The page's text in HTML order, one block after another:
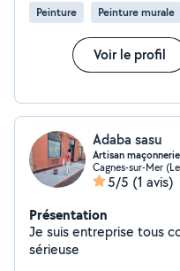
Peinture Peinture murale
Voir le profil
Adaba sasu
Artisan
Cagnes-sur-Mer
5/5 (1 avis)
Présentation
Je suis entreprise tous
sérieuse